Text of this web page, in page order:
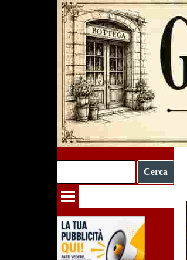
Cerca